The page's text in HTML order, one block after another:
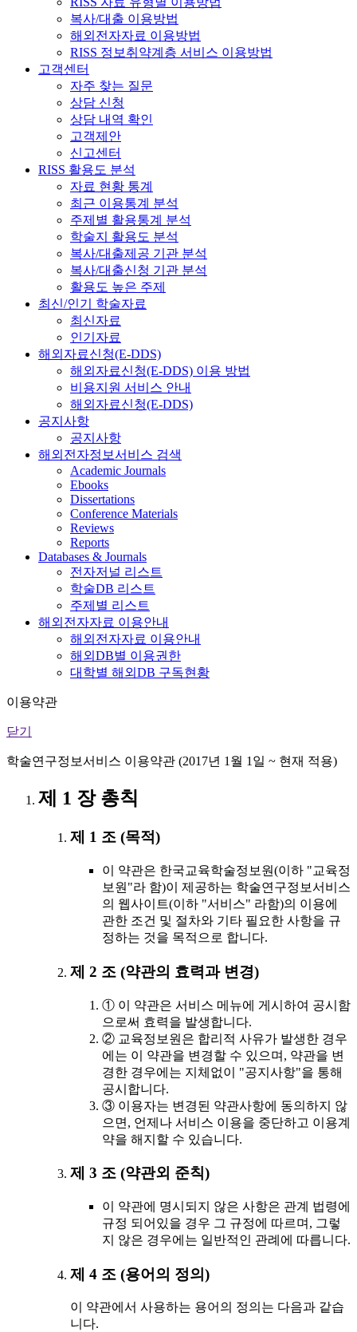
복사/대출 이용방법
해외전자자료 이용방법
RISS 정보취약계층 서비스 이용방법
고객센터
자주 찾는 질문
상담 신청
상담 내역 확인
고객제안
신고센터
RISS 활용도 분석
자료 현황 통계
최근 이용통계 분석
주제별 활용통계 분석
학술지 활용도 분석
복사/대출제공 기관 분석
복사/대출신청 기관 분석
활용도 높은 주제
최신/인기 학술자료
최신자료
인기자료
해외자료신청(E-DDS)
해외자료신청(E-DDS) 이용 방법
비용지원 서비스 안내
해외자료신청(E-DDS)
공지사항
공지사항
해외전자정보서비스 검색
Academic Journals
Ebooks
Dissertations
Conference Materials
Reviews
Reports
Databases & Journals
전자저널 리스트
학술DB 리스트
주제별 리스트
해외전자자료 이용안내
해외전자자료 이용안내
해외DB별 이용권한
대학별 해외DB 구독현황
이용약관
닫기
학술연구정보서비스 이용약관 (2017년 1월 1일 ~ 현재 적용)
제 1 장 총칙
제 1 조 (목적)
이 약관은 한국교육학술정보원(이하 "교육정
보원"라 함)이 제공하는 학술연구정보서비스
의 웹사이트(이하 "서비스" 라함)의 이용에
관한 조건 및 절차와 기타 필요한 사항을 규
정하는 것을 목적으로 합니다.
제 2 조 (약관의 효력과 변경)
① 이 약관은 서비스 메뉴에 게시하여 공시함
으로써 효력을 발생합니다.
② 교육정보원은 합리적 사유가 발생한 경우
에는 이 약관을 변경할 수 있으며, 약관을 변
경한 경우에는 지체없이 "공지사항"을 통해
공시합니다.
③ 이용자는 변경된 약관사항에 동의하지 않
으면, 언제나 서비스 이용을 중단하고 이용계
약을 해지할 수 있습니다.
제 3 조 (약관외 준칙)
이 약관에 명시되지 않은 사항은 관계 법령에
규정 되어있을 경우 그 규정에 따르며, 그렇
지 않은 경우에는 일반적인 관례에 따릅니다.
제 4 조 (용어의 정의)
이 약관에서 사용하는 용어의 정의는 다음과 같습
니다.